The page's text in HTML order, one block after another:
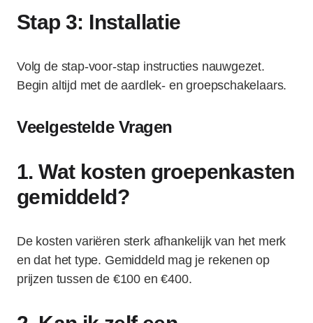
Stap 3: Installatie
Volg de stap-voor-stap instructies nauwgezet.
Begin altijd met de aardlek- en groepschakelaars.
Veelgestelde Vragen
1. Wat kosten groepenkasten
gemiddeld?
De kosten variëren sterk afhankelijk van het merk
en dat het type. Gemiddeld mag je rekenen op
prijzen tussen de €100 en €400.